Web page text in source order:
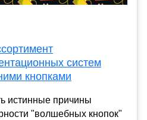
систем
кнопками
истинные причины
"волшебных кнопок"